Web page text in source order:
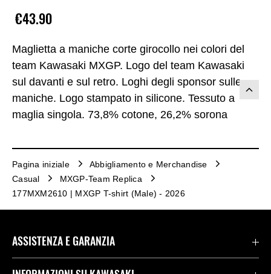
Maglietta a maniche corte girocollo nei colori del
team Kawasaki MXGP. Logo del team Kawasaki
sul davanti e sul retro. Loghi degli sponsor sulle
maniche. Logo stampato in silicone. Tessuto a
maglia singola. 73,8% cotone, 26,2% sorona
€43.90
Pagina iniziale
Abbigliamento e Merchandise
Casual
MXGP-Team Replica
177MXM2610 | MXGP T-shirt (Male) - 2026
ASSISTENZA E GARANZIA